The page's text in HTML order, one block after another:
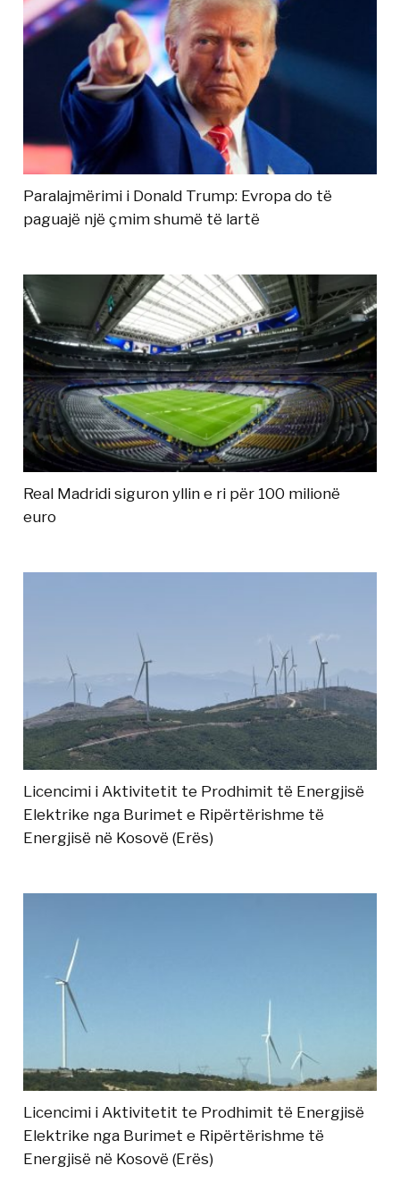
Paralajmërimi i Donald Trump: Evropa do të
paguajë një çmim shumë të lartë
Real Madridi siguron yllin e ri për 100 milionë
euro
Licencimi i Aktivitetit te Prodhimit të Energjisë
Elektrike nga Burimet e Ripërtërishme të
Energjisë në Kosovë (Erës)
Licencimi i Aktivitetit te Prodhimit të Energjisë
Elektrike nga Burimet e Ripërtërishme të
Energjisë në Kosovë (Erës)